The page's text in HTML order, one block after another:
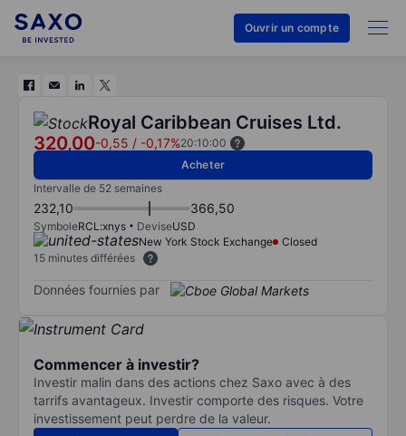
Ouvrir un compte
Royal Caribbean Cruises Ltd.
320,00-0,55 / -0,17%20:10:00
Acheter
Intervalle de 52 semaines
232,10 366,50
SymboleRCL:xnys DeviseUSD
New York Stock Exchange
Closed
15 minutes différées
Données fournies par
Commencer à investir?
Investir malin dans des actions chez Saxo avec à des
tarrifs avantageux. Investir comporte des risques. Votre
investissement peut perdre de la valeur.